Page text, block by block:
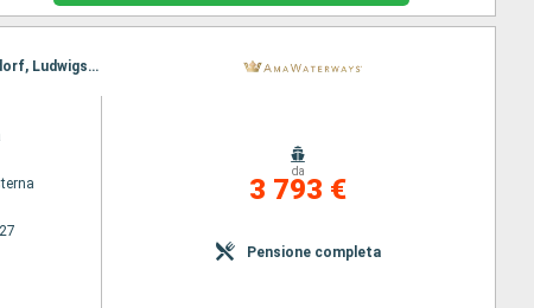
Itinerario : Basilea, Amsterdam, Breisach, Amsterdam, Utrecht, Strasburgo, Amsterdam, Dusseldorf, Ludwigshafen, Rhine Gorge, Rudesheim, Ludwigshafen, Rhine Gorge, Lahnstein, Strasburgo, Dusseldorf, Monheim, Utrecht, Breisach, Amsterdam, Basilea
da
3 793 €
Pensione completa